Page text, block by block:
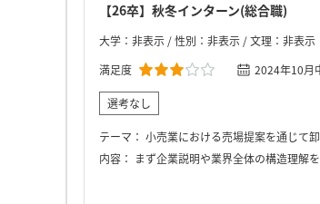
【26卒】秋冬インターン(総合職)
大学：非表示 / 性別：非表示 / 文理：非表示
満足度
2024年10月
選考なし
テーマ： 小売業における売場提案を通じて
内容： まず企業説明や業界全体の構造理解を深める座学から始まり